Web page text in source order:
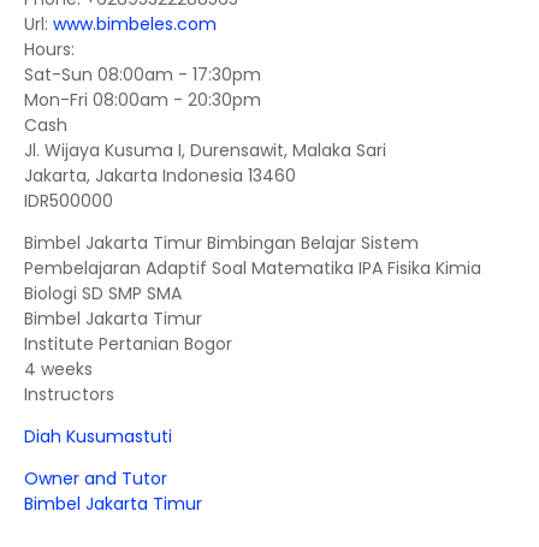
Url: www.bimbeles.com
Hours:
Sat-Sun 08:00am - 17:30pm
Mon-Fri 08:00am - 20:30pm
Cash
Jl. Wijaya Kusuma I, Durensawit, Malaka Sari
Jakarta, Jakarta Indonesia 13460
IDR500000
Bimbel Jakarta Timur Bimbingan Belajar Sistem
Pembelajaran Adaptif Soal Matematika IPA Fisika Kimia
Biologi SD SMP SMA
Bimbel Jakarta Timur
Institute Pertanian Bogor
4 weeks
Instructors
Diah Kusumastuti
Owner and Tutor
Bimbel Jakarta Timur